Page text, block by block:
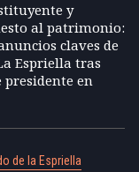
y
al patrimonio:
claves de
Espriella tras
en
de la Espriella